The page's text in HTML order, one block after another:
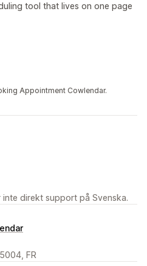
tool that lives on one page
Appointment Cowlendar.
direkt support på Svenska.
FR